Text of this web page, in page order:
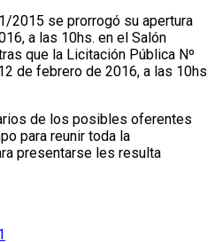
2015 se prorrogó su apertura
a las 10hs. en el Salón
que la Licitación Pública Nº
de febrero de 2016, a las 10hs
de los posibles oferentes
para reunir toda la
presentarse les resulta